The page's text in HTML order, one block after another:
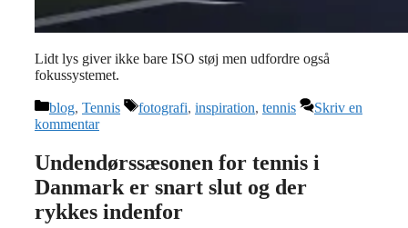
Lidt lys giver ikke bare ISO støj men udfordre også
fokussystemet.
Kategorier
blog, Tennis Tags
fotografi, inspiration, tennis
Skriv en
kommentar
Undendørssæsonen for tennis i
Danmark er snart slut og der
rykkes indenfor